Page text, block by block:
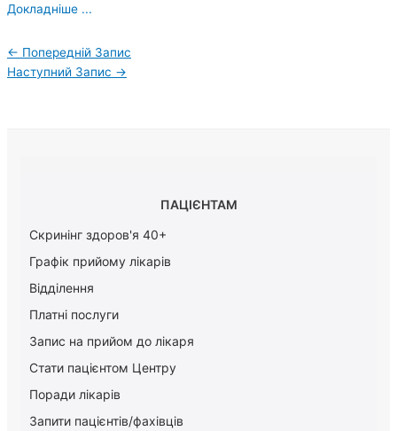
Докладніше ...
← Попередній Запис
Наступний Запис →
ПАЦІЄНТАМ
Скринінг здоров'я 40+
Графік прийому лікарів
Відділення
Платні послуги
Запис на прийом до лікаря
Стати пацієнтом Центру
Поради лікарів
Запити пацієнтів/фахівців